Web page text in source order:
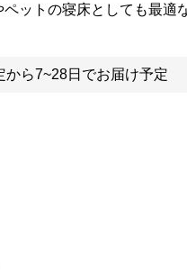
ットの寝床としても最適
から7~28日でお届け予定